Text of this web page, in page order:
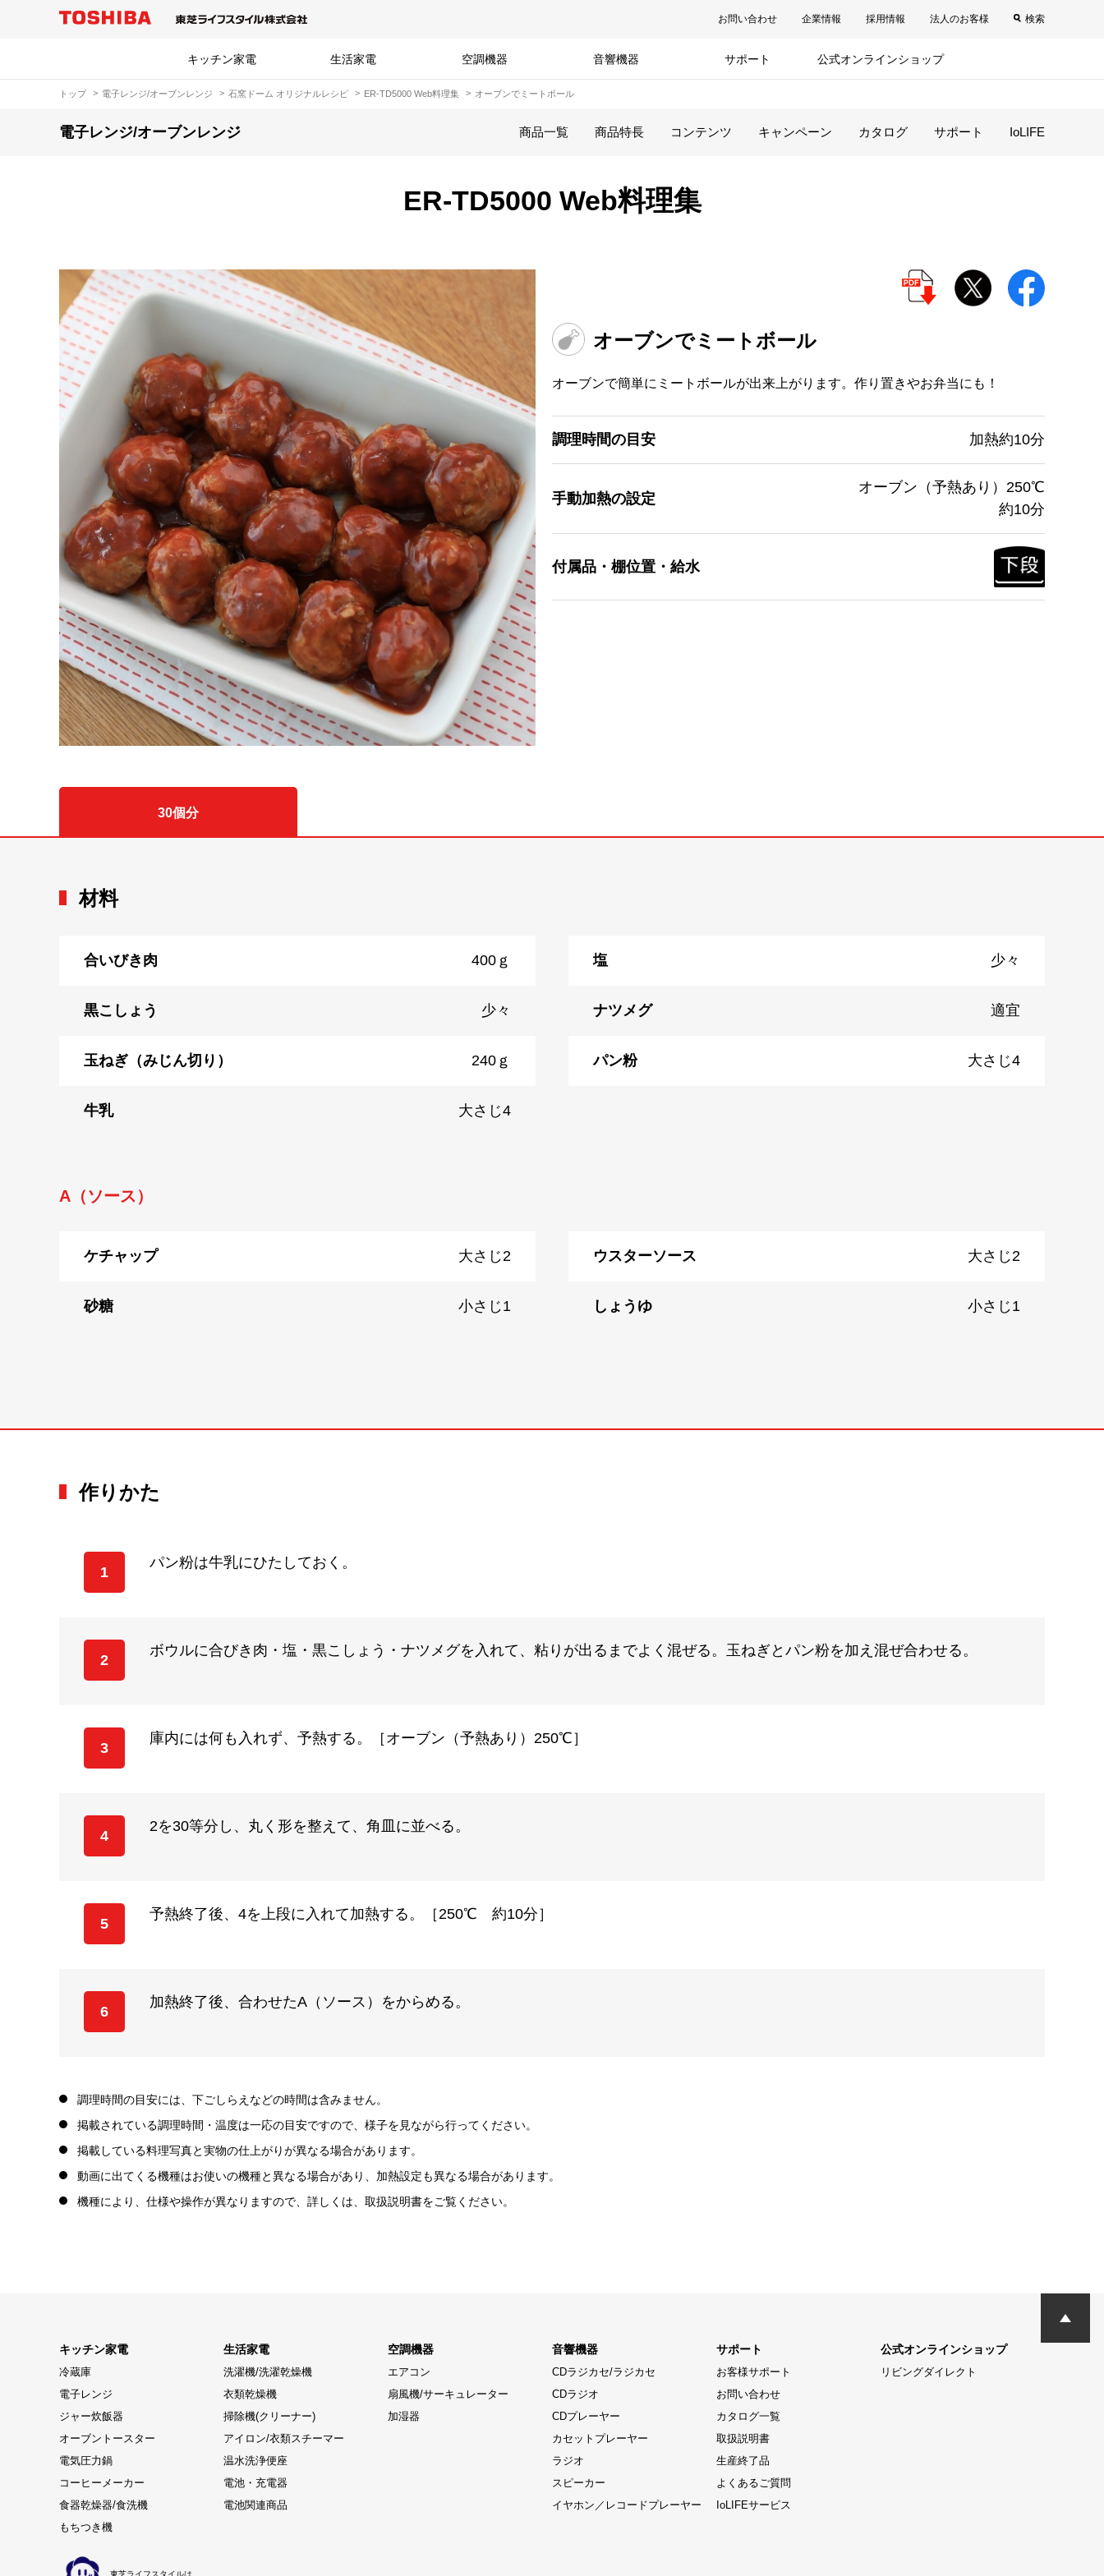
お問い合わせ 企業情報 採用情報 法人のお客様 検索
キッチン家電 生活家電 空調機器 音響機器 サポート 公式オンラインショップ
トップ 電子レンジ/オーブンレンジ 石窯ドーム オリジナルレシピ ER-TD5000 Web料理集 オーブンでミートボール
電子レンジ/オーブンレンジ 商品一覧 商品特長 コンテンツ キャンペーン カタログ サポート IoLIFE
ER-TD5000 Web料理集
オーブンでミートボール
オーブンで簡単にミートボールが出来上がります。作り置きやお弁当にも！
調理時間の目安 加熱約10分
手動加熱の設定
オーブン（予熱あり）250℃
約10分
付属品・棚位置・給水
30個分
材料
合いびき肉 400ｇ 塩 少々
黒こしょう 少々 ナツメグ 適宜
玉ねぎ（みじん切り） 240ｇ パン粉 大さじ4
牛乳 大さじ4
A（ソース）
ケチャップ 大さじ2 ウスターソース 大さじ2
砂糖 小さじ1 しょうゆ 小さじ1
作りかた
1
パン粉は牛乳にひたしておく。
2
ボウルに合びき肉・塩・黒こしょう・ナツメグを入れて、粘りが出るまでよく混ぜる。玉ねぎとパン粉を加え混ぜ合わせる。
3
庫内には何も入れず、予熱する。［オーブン（予熱あり）250℃］
4
2を30等分し、丸く形を整えて、角皿に並べる。
5
予熱終了後、4を上段に入れて加熱する。［250℃ 約10分］
6
加熱終了後、合わせたA（ソース）をからめる。
調理時間の目安には、下ごしらえなどの時間は含みません。
掲載されている調理時間・温度は一応の目安ですので、様子を見ながら行ってください。
掲載している料理写真と実物の仕上がりが異なる場合があります。
動画に出てくる機種はお使いの機種と異なる場合があり、加熱設定も異なる場合があります。
機種により、仕様や操作が異なりますので、詳しくは、取扱説明書をご覧ください。
キッチン家電
冷蔵庫
電子レンジ
ジャー炊飯器
オーブントースター
電気圧力鍋
コーヒーメーカー
食器乾燥器/食洗機
もちつき機
生活家電
洗濯機/洗濯乾燥機
衣類乾燥機
掃除機(クリーナー)
アイロン/衣類スチーマー
温水洗浄便座
電池・充電器
電池関連商品
空調機器
エアコン
扇風機/サーキュレーター
加湿器
音響機器
CDラジカセ/ラジカセ
CDラジオ
CDプレーヤー
カセットプレーヤー
ラジオ
スピーカー
イヤホン／レコードプレーヤー
サポート
お客様サポート
お問い合わせ
カタログ一覧
取扱説明書
生産終了品
よくあるご質問
IoLIFEサービス
公式オンラインショップ
リビングダイレクト
東芝ライフスタイルは、